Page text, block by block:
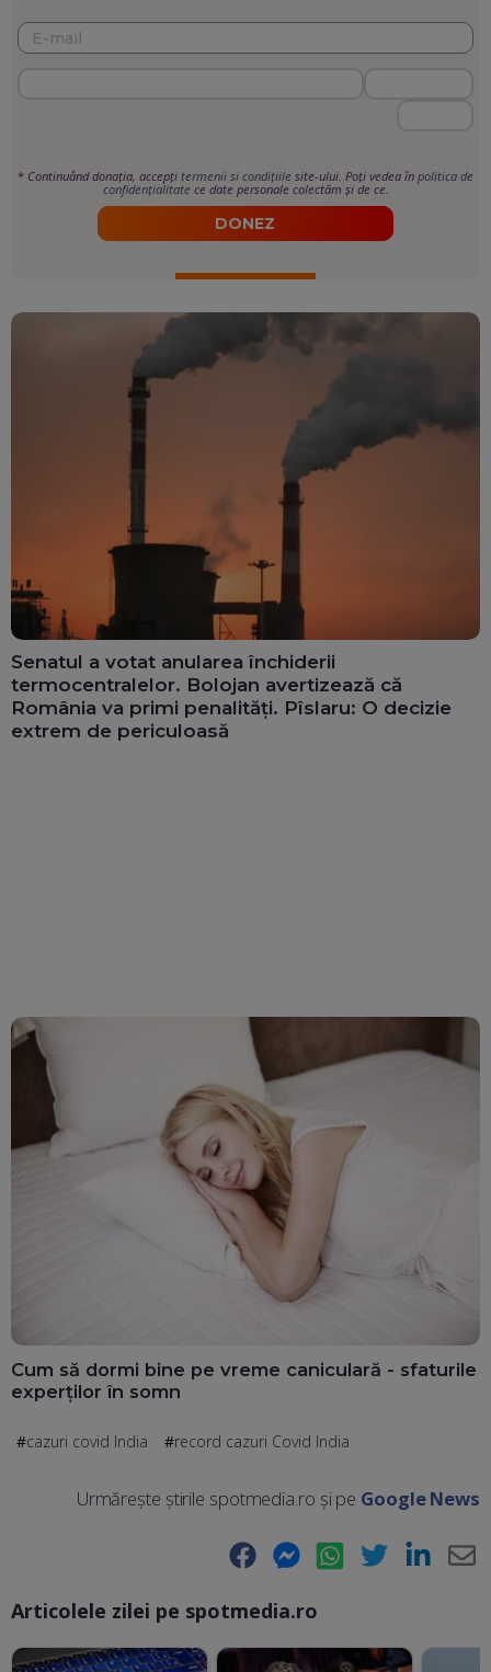
* Continuând donația, accepți termenii si condițiile site-ului. Poți vedea în politica de
confidențialitate ce date personale colectăm și de ce.
DONEZ
Senatul a votat anularea închiderii
termocentralelor. Bolojan avertizează că
România va primi penalități. Pîslaru: O decizie
extrem de periculoasă
Cum să dormi bine pe vreme caniculară - sfaturile
experților în somn
cazuri covid India record cazuri Covid India
Urmărește știrile spotmedia.ro și pe Google News
Facebook Messenger WhatsApp Twitter LinkedIn
Articolele zilei pe spotmedia.ro